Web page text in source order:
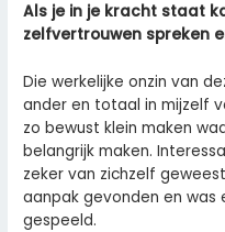
Als je in je kracht staat
zelfvertrouwen spreken
Die werkelijke onzin van
ander en totaal in mijzelf
zo bewust klein maken
belangrijk maken.
zeker van zichzelf
aanpak gevonden en was
gespeeld.